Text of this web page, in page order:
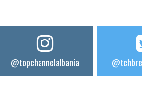
@topchannelalbania